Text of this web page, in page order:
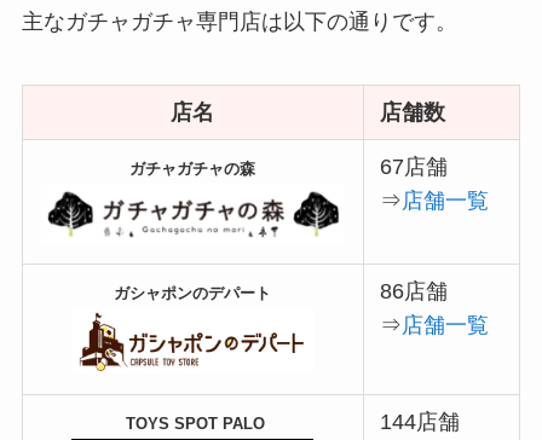
主なガチャガチャ専門店は以下の通りです。
店名 店舗数
ガチャガチャの森
67店舗
⇒店舗一覧
ガシャポンのデパート
86店舗
⇒店舗一覧
TOYS SPOT PALO
144店舗